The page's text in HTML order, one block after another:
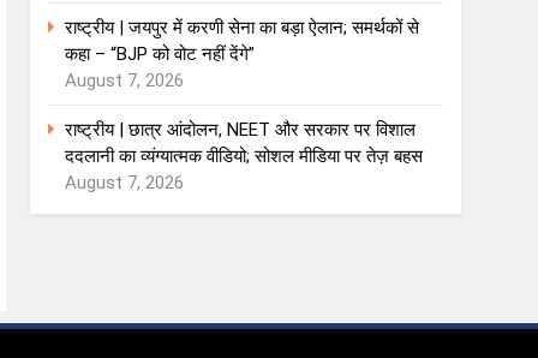
राष्ट्रीय | जयपुर में करणी सेना का बड़ा ऐलान; समर्थकों से
कहा – “BJP को वोट नहीं देंगे”
August 7, 2026
राष्ट्रीय | छात्र आंदोलन, NEET और सरकार पर विशाल
ददलानी का व्यंग्यात्मक वीडियो; सोशल मीडिया पर तेज़ बहस
August 7, 2026